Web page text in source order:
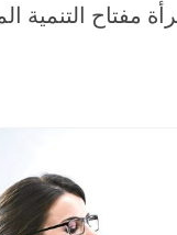
مفتاح التنمية